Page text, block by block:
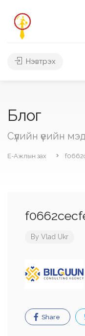
Нэвтрэх
Блог
Сүүлийн үеийн
Е-Ажлын зах
By Vlad Ukr
Share